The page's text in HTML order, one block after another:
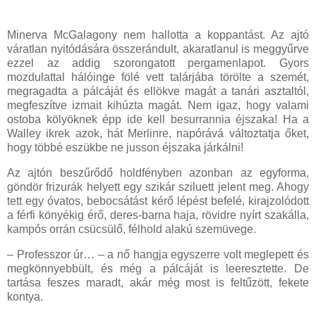
Minerva McGalagony nem hallotta a koppantást. Az ajtó
váratlan nyitódására összerándult, akaratlanul is meggyűrve
ezzel az addig szorongatott pergamenlapot. Gyors
mozdulattal hálóinge fölé vett talárjába törölte a szemét,
megragadta a pálcáját és ellökve magát a tanári asztaltól,
megfeszítve izmait kihúzta magát. Nem igaz, hogy valami
ostoba kölyöknek épp ide kell besurrannia éjszaka! Ha a
Walley ikrek azok, hát Merlinre, napórává változtatja őket,
hogy többé eszükbe ne jusson éjszaka járkálni!
Az ajtón beszűrődő holdfényben azonban az egyforma,
göndör frizurák helyett egy szikár sziluett jelent meg. Ahogy
tett egy óvatos, bebocsátást kérő lépést befelé, kirajzolódott
a férfi könyékig érő, deres-barna haja, rövidre nyírt szakálla,
kampós orrán csücsülő, félhold alakú szemüvege.
– Professzor úr… – a nő hangja egyszerre volt meglepett és
megkönnyebbült, és még a pálcáját is leeresztette. De
tartása feszes maradt, akár még most is feltűzött, fekete
kontya.